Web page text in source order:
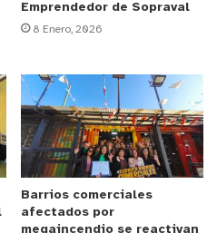
que hay en la
que“así las cosas, las
los recursos del retiro
la ayuda del Estado.
en equipo entre el
central, siempre
las mismas trabas y
Emprendedor de Sopraval
8 Enero, 2026
Barrios comerciales
afectados por
megaincendio se reactivan